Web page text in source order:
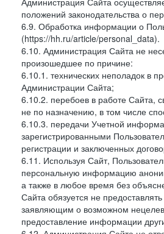
положений законодательства о
6.9. Обработка информации о
(https://hh.ru/article/personal_data).
6.10. Администрация Сайта не
произошедшее по причине:
6.10.1. технических неполадок в
Администрации Сайта;
6.10.2. перебоев в работе Сайта,
не по назначению, в том числе
6.10.3. передачи Учетной
зарегистрированными
регистрации и заключенных
6.11. Используя Сайт,
персональную информацию
а также в любое время без
Сайта обязуется не
заявляющим о возможном
предоставление информации